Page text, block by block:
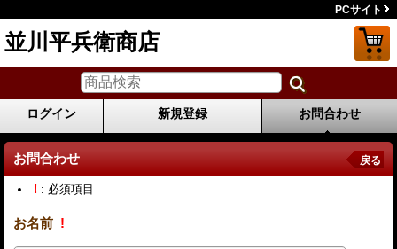
PCサイト
並川平兵衛商店
ログイン 新規登録 お問合わせ
お問合わせ 戻る
! : 必須項目
お名前 !